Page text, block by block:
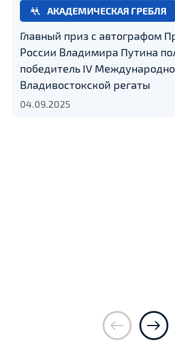
АКАДЕМИЧЕСКАЯ ГРЕБЛЯ
Главный приз с автографом
России Владимира Путина
победитель IV
Владивостокской регаты
04.09.2025